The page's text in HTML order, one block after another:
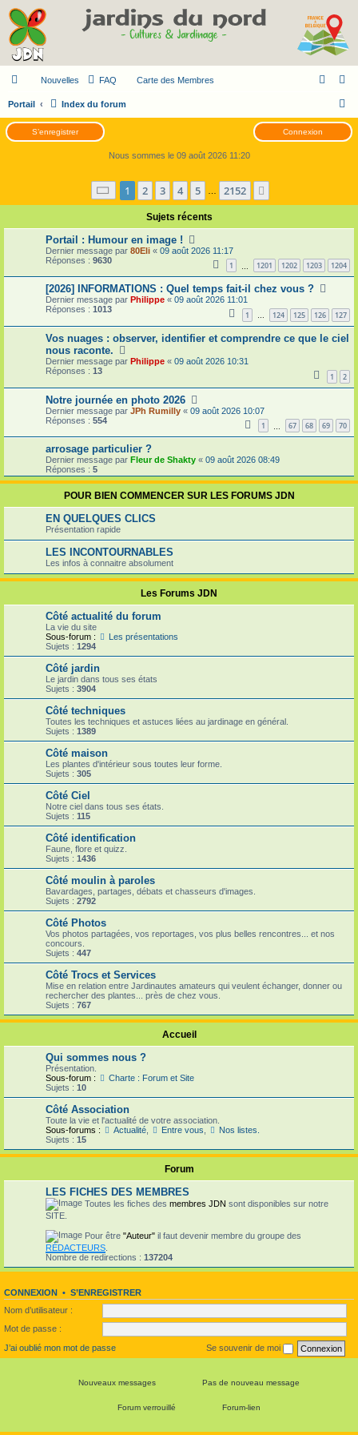
Nouvelles FAQ Carte des Membres
Portail Index du forum
e
c
r
S’enregistrer Connexion
Nous sommes le 09 août 2026 11:20
Page 1sur2152
1 2 3 4 5 2152
Sujets récents
Portail : Humour en image !
Dernier message par 80Eli « 09 août 2026 11:17
Réponses : 9630
1 1201 1202 1203 1204
[2026] INFORMATIONS : Quel temps fait-il chez vous ?
Dernier message par Philippe « 09 août 2026 11:01
Réponses : 1013
1 … 124 125 126 127
Vos nuages : observer, identifier et comprendre ce que le ciel
nous raconte.
Dernier message par Philippe « 09 août 2026 10:31
Réponses : 13
1 2
Notre journée en photo 2026
Dernier message par JPh Rumilly « 09 août 2026 10:07
Réponses : 554
1 67 68 69 70
arrosage particulier ?
Dernier message par Fleur de Shakty « 09 août 2026 08:49
Réponses : 5
POUR BIEN COMMENCER SUR LES FORUMS JDN
EN QUELQUES CLICS
Présentation rapide
LES INCONTOURNABLES
Les infos à connaitre absolument
Les Forums JDN
Côté actualité du forum
La vie du site
Sous-forum :
Les présentations
Sujets : 1294
Côté jardin
Le jardin dans tous ses états
Sujets : 3904
Côté techniques
Toutes les techniques et astuces liées au jardinage en général.
Sujets : 1389
Côté maison
Les plantes d'intérieur sous toutes leur forme.
Sujets : 305
Côté Ciel
Notre ciel dans tous ses états.
Sujets : 115
Côté identification
Faune, flore et quizz.
Sujets : 1436
Côté moulin à paroles
Bavardages, partages, débats et chasseurs d'images.
Sujets : 2792
Côté Photos
Vos photos partagées, vos reportages, vos plus belles rencontres... et nos
concours.
Sujets : 447
Côté Trocs et Services
Mise en relation entre Jardinautes amateurs qui veulent échanger, donner ou
rechercher des plantes... près de chez vous.
Sujets : 767
Accueil
Qui sommes nous ?
Présentation.
Sous-forum :
Charte : Forum et Site
Sujets : 10
Côté Association
Toute la vie et l'actualité de votre association.
Sous-forums :
Actualité, Entre vous
Nos listes.
Sujets : 15
Forum
LES FICHES DES MEMBRES
Toutes les fiches des membres JDN sont disponibles sur notre
SITE.
Pour être "Auteur" il faut devenir membre du groupe des
RÉDACTEURS
Nombre de redirections : 137204
CONNEXION • S’ENREGISTRER
Nom d’utilisateur :
Mot de passe :
J’ai oublié mon mot de passe
Se souvenir de moi
Nouveaux messages Pas de nouveau message
Forum verrouillé Forum-lien